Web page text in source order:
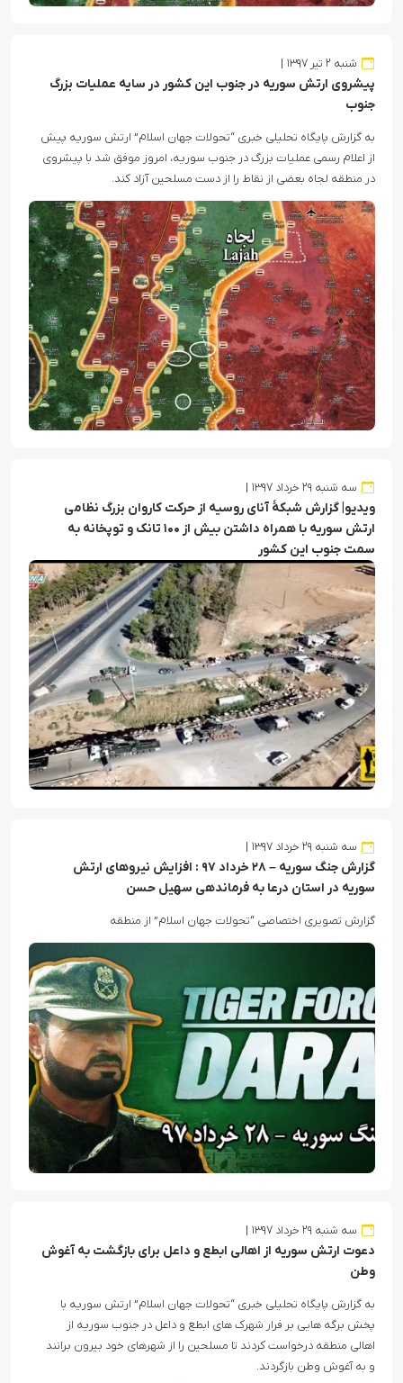
شنبه ۲ تیر ۱۳۹۷
پیشروی ارتش سوریه در جنوب این کشور در سایه عملیات بزرگ
جنوب
به گزارش پایگاه تحلیلی خبری “تحولات جهان اسلام” ارتش سوریه پیش
از اعلام رسمی عملیات بزرگ در جنوب سوریه، امروز موفق شد با پیشروی
در منطقه لجاه بعضی از نقاط را از دست مسلحین آزاد کند.
سه شنبه ۲۹ خرداد ۱۳۹۷
ویدیو| گزارش شبکهٔ آنای روسیه از حرکت کاروان بزرگ نظامی
ارتش سوریه با همراه داشتن بیش از ۱۰۰ تانک و توپخانه به
سمت جنوب این کشور
سه شنبه ۲۹ خرداد ۱۳۹۷
گزارش جنگ سوریه – ۲۸ خرداد ۹۷ : افزایش نیروهای ارتش
سوریه در استان درعا به فرماندهی سهیل حسن
گزارش تصویری اختصاصی “تحولات جهان اسلام” از منطقه
سه شنبه ۲۹ خرداد ۱۳۹۷
دعوت ارتش سوریه از اهالی ابطع و داعل برای بازگشت به آغوش
وطن
به گزارش پایگاه تحلیلی خبری “تحولات جهان اسلام” ارتش سوریه با
پخش برگه هایی بر فرار شهرک های ابطع و داعل در جنوب سوریه از
اهالی منطقه درخواست کردند تا مسلحین را از شهرهای خود بیرون برانند
و به آغوش وطن بازگردند.